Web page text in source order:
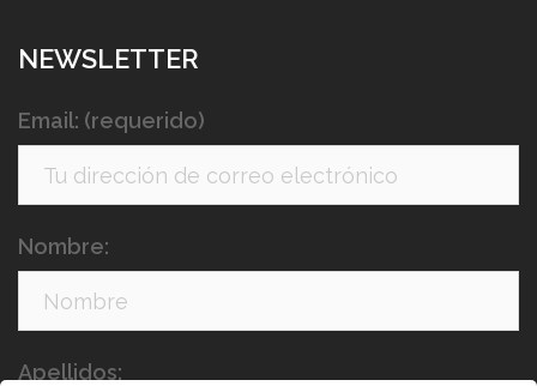
NEWSLETTER
Email: (requerido)
Nombre:
Apellidos: